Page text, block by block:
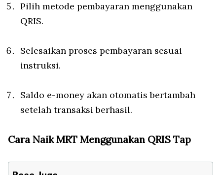
Pilih metode pembayaran menggunakan
QRIS.
Selesaikan proses pembayaran sesuai
instruksi.
Saldo e-money akan otomatis bertambah
setelah transaksi berhasil.
Cara Naik MRT Menggunakan QRIS Tap